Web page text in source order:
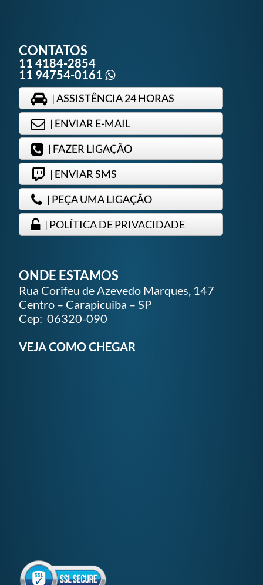
CONTATOS
11 4184-2854
11 94754-0161
| ASSISTÊNCIA 24 HORAS
| ENVIAR E-MAIL
| FAZER LIGAÇÃO
| ENVIAR SMS
| PEÇA UMA LIGAÇÃO
| POLÍTICA DE PRIVACIDADE
ONDE ESTAMOS
Rua Corifeu de Azevedo Marques, 147
Centro – Carapicuiba – SP
Cep: 06320-090
VEJA COMO CHEGAR